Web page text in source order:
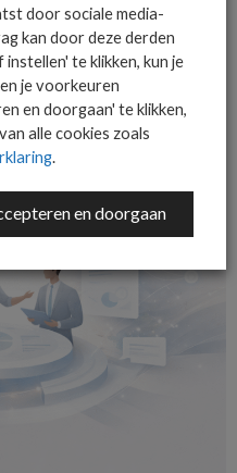
Er moet iemand zijn die
schakelen, processen stil te
Zonder die
hangen tussen techniek
door sociale media-
kan door deze derden
te klikken, kun je
je voorkeuren
en doorgaan' te klikken,
alle cookies zoals
.
en doorgaan